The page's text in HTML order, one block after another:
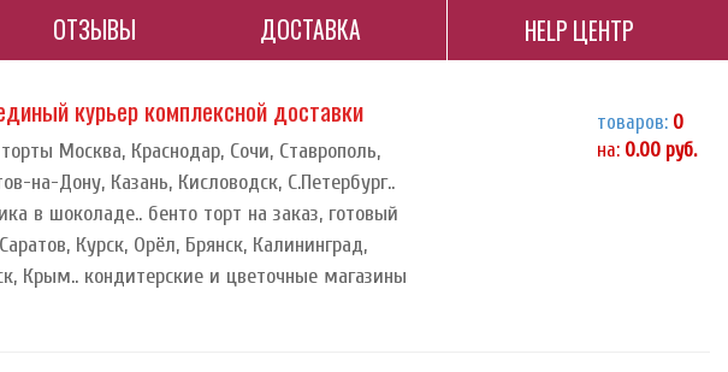
ОТЗЫВЫ ДОСТАВКА HELP ЦЕНТР
курьер комплексной доставки
Москва, Краснодар, Сочи, Ставрополь,
на-Дону, Казань, Кисловодск, С.Петербург..
в шоколаде.. бенто торт на заказ, готовый
Курск, Орёл, Брянск, Калининград,
Крым.. кондитерские и цветочные магазины
товаров: 0
на: 0.00 руб.